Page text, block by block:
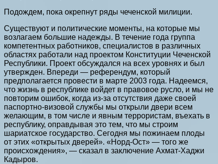
Подождем, пока окрепнут ряды чеченской милиции.
Существуют и политические моменты, на которые мы
возлагаем большие надежды. В течение года группа
компетентных работников, специалистов в различных
областях работали над проектом Конституции Чеченской
Республики. Проект обсуждался на всех уровнях и был
утвержден. Впереди — референдум, который
предполагается провести в марте 2003 года. Надеемся,
что жизнь в республике войдет в правовое русло, и мы не
повторим ошибок, когда из-за отсутствия даже своей
паспортно-визовой службы мы открыли двери всем
желающим, в том числе и явным террористам, въехать в
республику, оправдывая это тем, что мы строим
шариатское государство. Сегодня мы пожинаем плоды
от этих «открытых дверей». «Норд-Ост» — того же
происхождения», — сказал в заключение Ахмат-Хаджи
Кадыров.